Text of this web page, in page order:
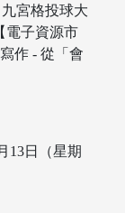
宮格投球大
電子資源市
作 - 從「會
13日（星期